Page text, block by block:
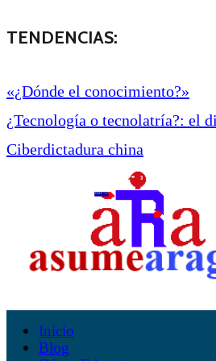
TENDENCIAS:
«¿Dónde el conocimiento?»
¿Tecnología o tecnolatría?: el
Ciberdictadura china
Inicio
Blog